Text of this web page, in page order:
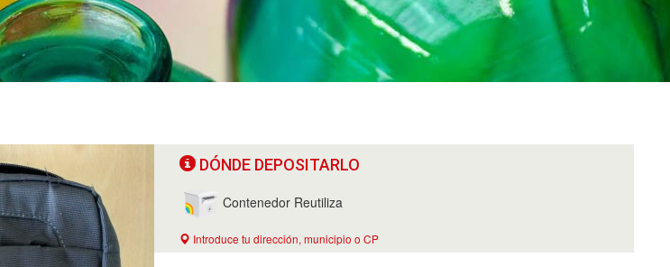
DÓNDE DEPOSITARLO
Contenedor Reutiliza
Introduce tu dirección, municipio o CP